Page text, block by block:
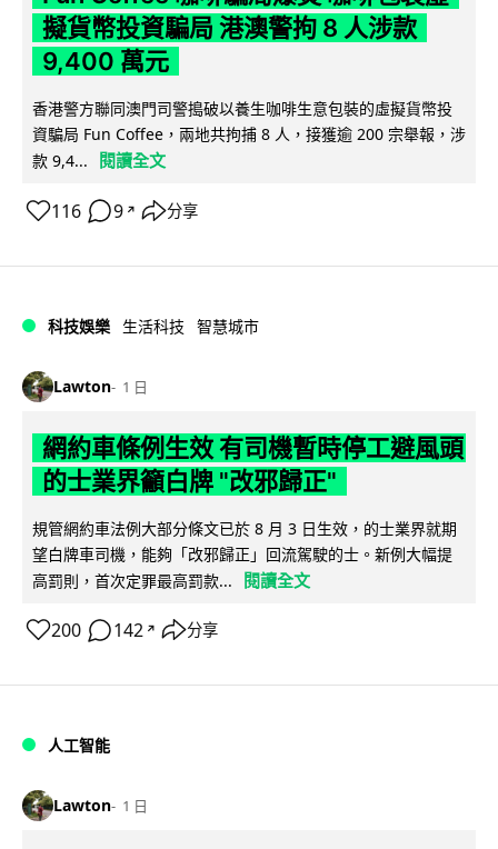
擬貨幣投資騙局 港澳警拘 8 人涉款
9,400 萬元
香港警方聯同澳門司警搗破以養生咖啡生意包裝的虛擬貨幣投
資騙局 Fun Coffee，兩地共拘捕 8 人，接獲逾 200 宗舉報，涉
款 9,4...
閱讀全文
116 9 ↗ 分享
科技娛樂 生活科技 智慧城市
Lawton 1 日
網約車條例生效 有司機暫時停工避風頭
的士業界籲白牌 "改邪歸正"
規管網約車法例大部分條文已於 8 月 3 日生效，的士業界就期
望白牌車司機，能夠「改邪歸正」回流駕駛的士。新例大幅提
高罰則，首次定罪最高罰款...
閱讀全文
200 142 ↗ 分享
人工智能
Lawton 1 日